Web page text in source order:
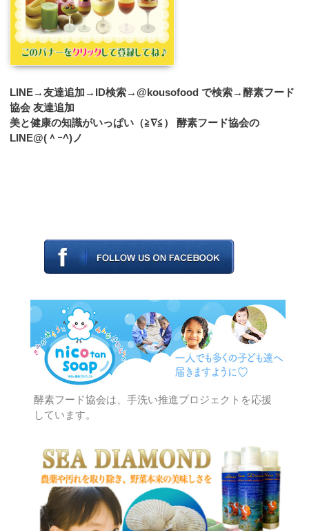
LINE→友達追加→ID検索→@kousofood で検索→酵素フード
協会 友達追加
美と健康の知識がいっぱい（≧∇≦） 酵素フード協会の
LINE@(＾ｰ^)ノ
酵素フード協会は、手洗い推進プロジェクトを応援
しています。